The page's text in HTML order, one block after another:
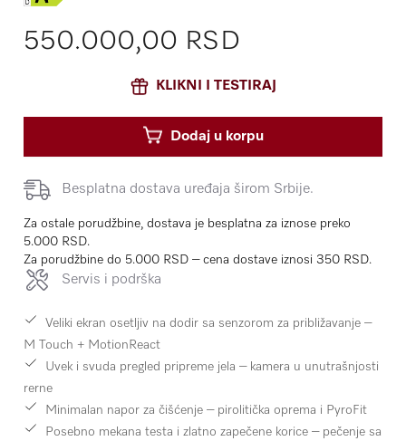
550.000,00 RSD
KLIKNI I TESTIRAJ
Dodaj u korpu
Besplatna dostava uređaja širom Srbije.
Za ostale porudžbine, dostava je besplatna za iznose preko
5.000 RSD.
Za porudžbine do 5.000 RSD – cena dostave iznosi 350 RSD.
Servis i podrška
Veliki ekran osetljiv na dodir sa senzorom za približavanje –
M Touch + MotionReact
Uvek i svuda pregled pripreme jela – kamera u unutrašnjosti
rerne
Minimalan napor za čišćenje –pirolitička oprema i PyroFit
Posebno mekana testa i zlatno zapečene korice – pečenje sa